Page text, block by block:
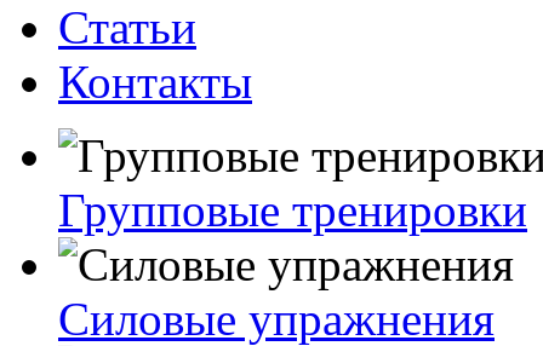
Статьи
Контакты
Групповые тренировки
Силовые упражнения